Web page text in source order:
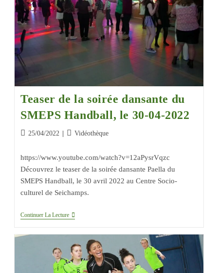
Teaser de la soirée dansante du
SMEPS Handball, le 30-04-2022
25/04/2022 Vidéothèque
https://www.youtube.com/watch?v=12aPysrVqzc
Découvrez le teaser de la soirée dansante Paella du
SMEPS Handball, le 30 avril 2022 au Centre Socio-
culturel de Seichamps.
Continuer La Lecture